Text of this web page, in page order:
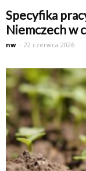
Specyfika
Niemczech w
nw - 22 czerwca 2026